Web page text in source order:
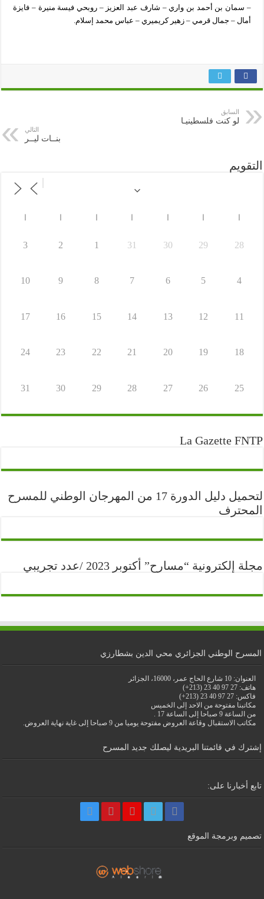
– سمان بن أحمد بن واري – شارف عبد العزيز – روبحي فيسة منيرة – فايزة
أمال – جمال قرمي – زهير كريميري – عباس محمد إسلام.
السابق
لو كنت فلسطينيـا
التالي
بنــات ليــر
التقويم
28
29
30
31
1
2
3
4
5
6
7
8
9
10
11
12
13
14
15
16
17
18
19
20
21
22
23
24
25
26
27
28
29
30
31
La Gazette FNTP
لتحميل دليل الدورة 17 من المهرجان الوطني للمسرح
المحترف
مجلة إلكترونية “مسارح” أكتوبر 2023 /عدد تجريبي
المسرح الوطني الجزائري محي الدين بشطارزي
العنوان: 10 شارع الحاج عمر، 16000، الجزائر
هاتف: 27 97 40 23 (213+)
فاكس: 27 97 40 23 (213+)
مكاتبنا مفتوحة من الاحد إلى الخميس
من الساعة 9 صباحا إلى الساعة 17 .
مكاتب الاستقبال وقاعة العروض مفتوحة يوميا من 9 صباحا إلى غاية نهاية العروض.
إشترك في قائمتنا البريدية ليصلك جديد المسرح
تابع أخبارنا على:
تصميم وبرمجة الموقع